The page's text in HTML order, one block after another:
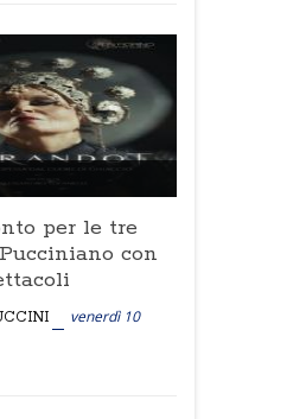
per le tre
con
venerdì 10